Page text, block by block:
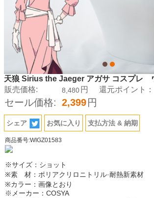
天狼 Sirius the Jaeger アガサ コスプレ
販売価格:
8,480 円 還元ポイント：
セール価格: 2,399 円
シェア お気に入り 支払方法 & 納期
商品番号:WIGZ01583
※サイズ：ショット
※素 材：ポリアクリロニトリル·耐熱新素材
※カラー：画像とおり
※メーカー：COSYA